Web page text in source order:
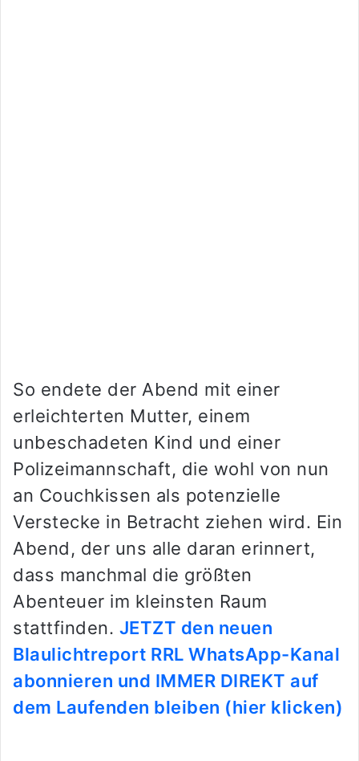
So endete der Abend mit einer
erleichterten Mutter, einem
unbeschadeten Kind und einer
Polizeimannschaft, die wohl von nun
an Couchkissen als potenzielle
Verstecke in Betracht ziehen wird. Ein
Abend, der uns alle daran erinnert,
dass manchmal die größten
Abenteuer im kleinsten Raum
stattfinden. JETZT den neuen
Blaulichtreport RRL WhatsApp-Kanal
abonnieren und IMMER DIREKT auf
dem Laufenden bleiben (hier klicken)